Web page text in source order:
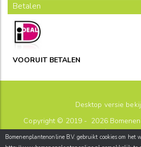
Betalen
VOORUIT BETALEN
Desktop versie
Copyright © 2019 - 2026
sitemap
Postbus 26
Bomenenplantenonline B.V. gebruikt cookies om het